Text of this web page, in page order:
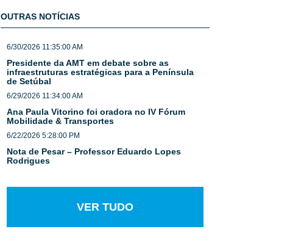
OUTRAS NOTÍCIAS
6/30/2026 11:35:00 AM
Presidente da AMT em debate sobre as
infraestruturas estratégicas para a Península
de Setúbal
6/29/2026 11:34:00 AM
Ana Paula Vitorino foi oradora no IV Fórum
Mobilidade & Transportes
6/22/2026 5:28:00 PM
Nota de Pesar – Professor Eduardo Lopes
Rodrigues
VER TUDO